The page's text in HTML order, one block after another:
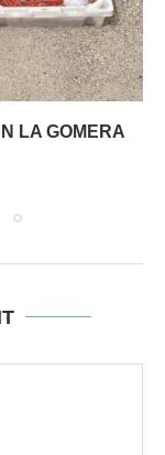
LA GOMERA